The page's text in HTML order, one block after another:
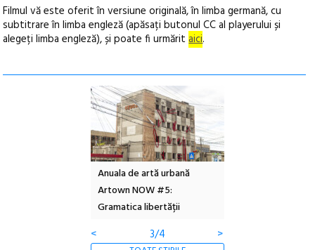
Filmul vă este oferit în versiune originală, în limba germană, cu
subtitrare în limba engleză (apăsați butonul CC al playerului și
alegeți limba engleză), și poate fi urmăritaici.
Anuala de artă urbană
Artown NOW #5:
Gramatica libertății
<
3/4 >